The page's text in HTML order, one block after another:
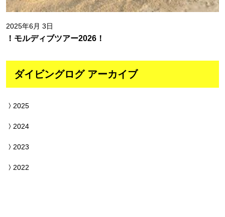
2025年6月 3日
！モルディブツアー2026！
ダイビングログ アーカイブ
2025
2024
2023
2022